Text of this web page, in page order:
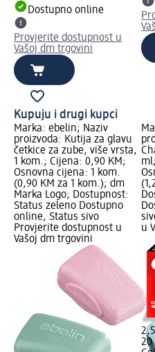
Dostupno online
Provjerite dostupnost u
Vašoj dm trgovini
Kupuju i drugi kupci
Marka: ebelin; Naziv
proizvoda: Kutija za glavu
četkice za zube, više vrsta,
1 kom.; Cijena: 0,90 KM;
Osnovna cijena: 1 kom.
(0,90 KM za 1 kom.); dm
Marka Logo; Dostupnost:
Status zeleno Dostupno
online, Status sivo
Provjerite dostupnost u
Vašoj dm trgovini
u
20